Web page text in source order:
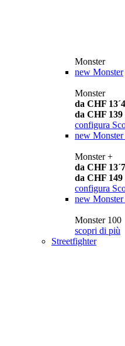
Monster
new Monster
Monster
da CHF
da CHF 139
configura
new
Monster +
da CHF
da CHF 149
configura
new
Monster 100
scopri di più
Streetfighter